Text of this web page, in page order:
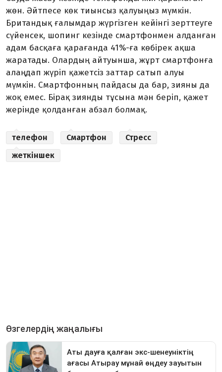
жөн. Әйтпесе көк тиынсыз қалуыңыз мүмкін.
Британдық ғалымдар жүргізген кейінгі зерттеуге
сүйенсек, шопинг кезінде смартфонмен алданған
адам басқаға қарағанда 41%-ға көбірек ақша
жаратады. Олардың айтуынша, жұрт смартфонға
алаңдап жүріп қажетсіз заттар сатып алуы
мүмкін. Смартфонның пайдасы да бар, зияны да
жоқ емес. Бірақ зиянды тұсына мән беріп, қажет
жерінде қолданған абзал болмақ.
телефон Смартфон
Стресс
жеткіншек